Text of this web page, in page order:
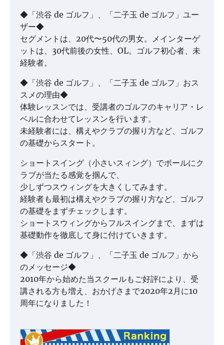
◆「渋谷 de ゴルフ」、「二子玉 de ゴルフ」ユー
ザー◆
セグメントは、20代〜50代の男女。メインターゲ
ットは、30代前後の女性、OL。ゴルフ初心者、未
経験者。
◆「渋谷 de ゴルフ」、「二子玉 de ゴルフ」おス
スメの理由◆
体験レッスンでは、受講者のゴルフのキャリア・レ
ベルに合わせてレッスンを行います。
未経験者には、構えやクラブの握り方など、ゴルフ
の基礎からスタート。
ショートスイング（小さいスィング）でボールにク
ラブが当たる感覚を掴んで、
少しずつスウィングを大きくしてみます。
経験者も最初は構えやクラブの握り方など、ゴルフ
の基礎をまずチェックします。
ショートスウィングからフルスイングまで、まずは
基礎動作を徹底して身に付けていきます。
◆「渋谷 de ゴルフ」、「二子玉 de ゴルフ」から
のメッセージ◆
2010年から始めた当スクールもご好評により、受
講される方も増え、おかげさまで2020年2月に10
周年になりました！